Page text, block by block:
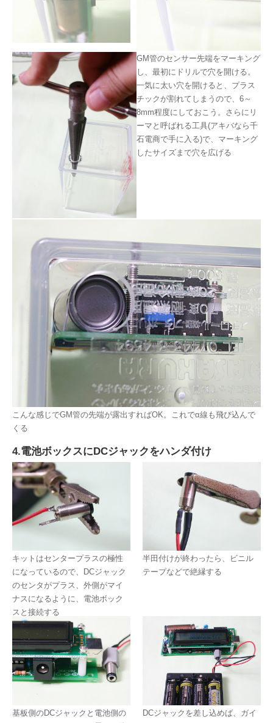
GM管のセンサー先端をマーキング
し、最初にドリルで穴を開ける。
一気に太い穴を開けると、プラス
チックが割れてしまうので、6～
8mm程度にしておこう。さらにリ
ーマと呼ばれる工具(アキバなら千
石電商で手に入る)で、マーキング
したサイズまで穴を広げる
こんな感じでGM管の先端が露出すればOK。これでα線も飛び込んで
くる
4.電池ボックスにDCジャックをハンダ付け
キットはセンタープラスの極性
になっているので、DCジャック
のセンタがプラス、外側がマイ
ナスになるように、電池ボック
スと接続する
半田付けが終わったら、ビニル
テープなどで絶縁する
基板側のDCジャックと電池側の
DCジャックを差し込めば、ガイ